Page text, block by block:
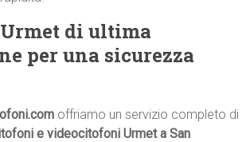
di ultima
per una sicurezza
offriamo un servizio completo di
e videocitofoni Urmet a San